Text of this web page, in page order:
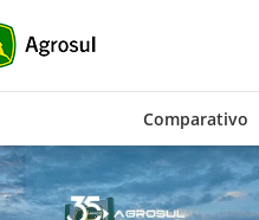
Comparativo